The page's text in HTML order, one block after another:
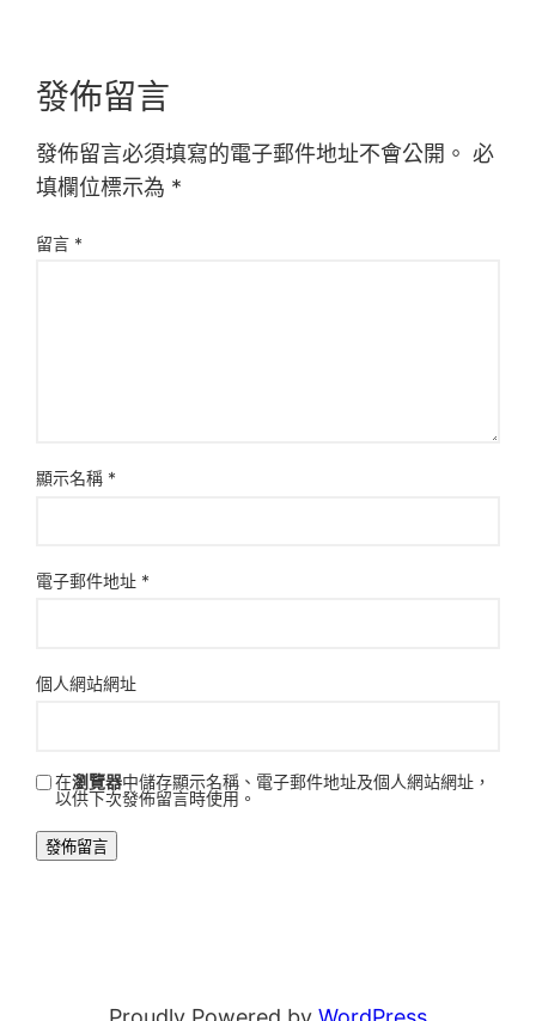
發佈留言
發佈留言必須填寫的電子郵件地址不會公開。 必
填欄位標示為 *
留言 *
顯示名稱 *
電子郵件地址 *
個人網站網址
在瀏覽器中儲存顯示名稱、電子郵件地址及個人網站網址，
以供下次發佈留言時使用。